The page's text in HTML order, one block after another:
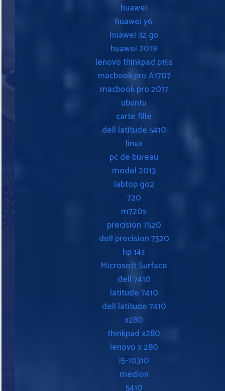
huawei
huawei y6
huawei 32 go
huawei 2019
lenovo thinkpad p15s
macbook pro A1707
macbook pro 2017
ubuntu
carte fille
dell latitude 5410
linux
pc de bureau
model 2013
labtop go2
720
m720s
precision 7520
dell precision 7520
hp 14s
Microsoft Surface
dell 7410
latitude 7410
dell latitude 7410
x280
thinkpad x280
lenovo x 280
i5-10310
medion